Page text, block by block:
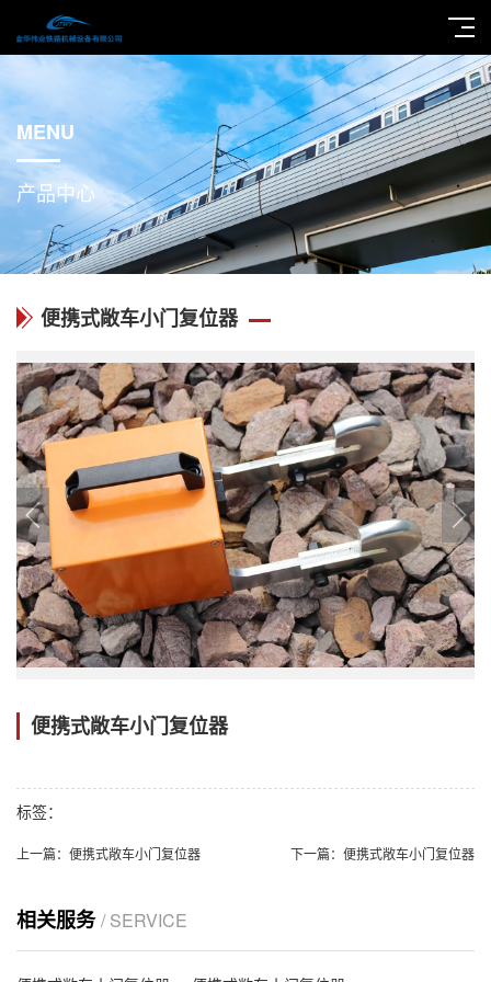
MENU
产品中心
便携式敞车小门复位器
便携式敞车小门复位器
标签：
上一篇： 便携式敞车小门复位器 下一篇： 便携式敞车小门复位器
相关服务/ SERVICE